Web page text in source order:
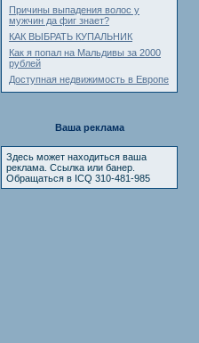
Причины выпадения волос у
мужчин да фиг знает?
КАК ВЫБРАТЬ КУПАЛЬНИК
Как я попал на Мальдивы за 2000
рублей
Доступная недвижимость в Европе
Ваша реклама
Здесь может находиться ваша
реклама. Ссылка или банер.
Обращаться в ICQ 310-481-985